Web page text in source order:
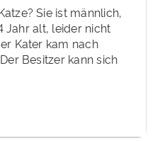
Sie ist männlich,
Jahr alt, leider nicht
Kater kam nach
Besitzer kann sich